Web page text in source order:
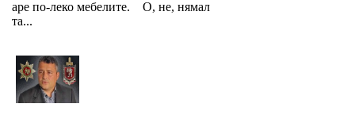
аре по-леко мебелите. О, не, нямал
та...